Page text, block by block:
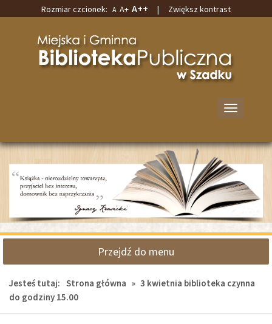
wyszukiwarki
Rozmiar czcionek: A A+ A++ | Zwiększ kontrast
w
Szadku
Przełącz
nawigację
Przejdź do menu
Jesteś tutaj: Strona główna » 3 kwietnia biblioteka czynna
do godziny 15.00